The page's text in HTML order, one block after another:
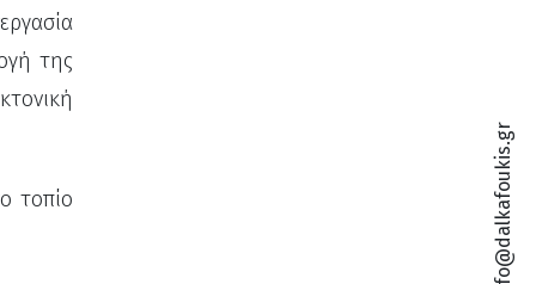
info@dalkafoukis.gr
της
τοπίο